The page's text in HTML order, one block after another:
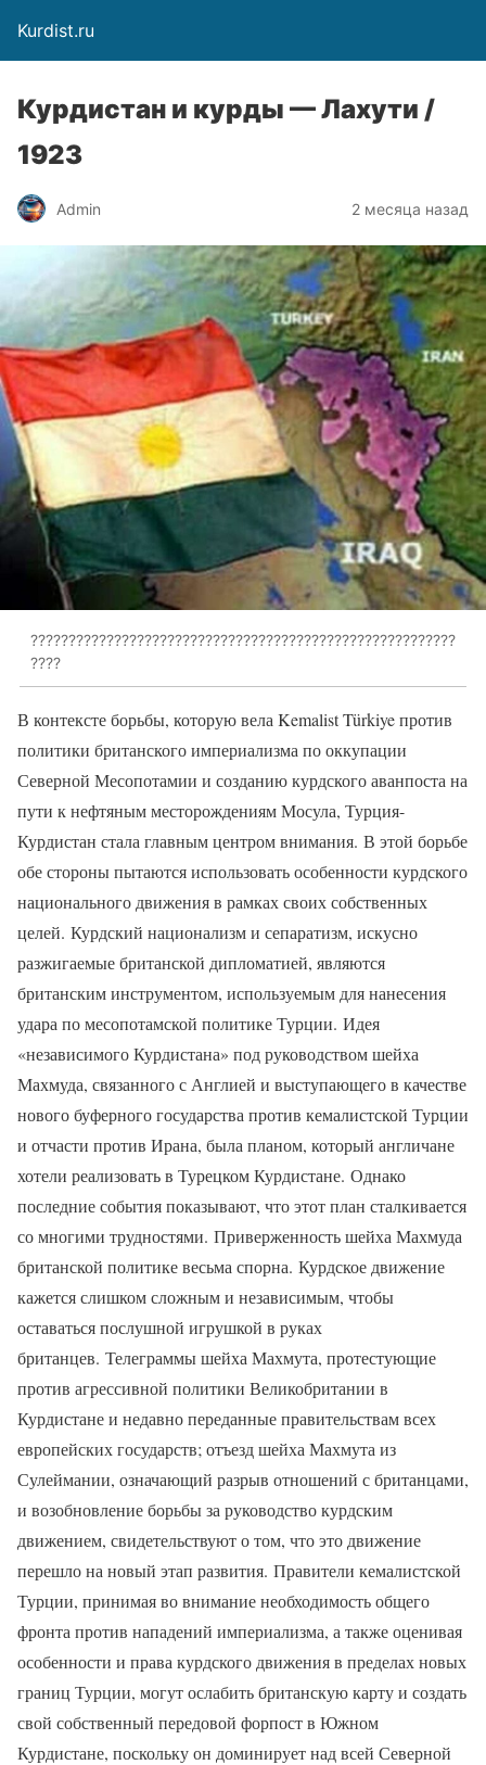
Kurdist.ru
Курдистан и курды — Лахути /
1923
Admin 2 месяца назад
????????????????????????????????????????????????????????
????
В контексте борьбы, которую вела Kemalist Türkiye против
политики британского империализма по оккупации
Северной Месопотамии и созданию курдского аванпоста на
пути к нефтяным месторождениям Мосула, Турция-
Курдистан стала главным центром внимания. В этой борьбе
обе стороны пытаются использовать особенности курдского
национального движения в рамках своих собственных
целей. Курдский национализм и сепаратизм, искусно
разжигаемые британской дипломатией, являются
британским инструментом, используемым для нанесения
удара по месопотамской политике Турции. Идея
«независимого Курдистана» под руководством шейха
Махмуда, связанного с Англией и выступающего в качестве
нового буферного государства против кемалистской Турции
и отчасти против Ирана, была планом, который англичане
хотели реализовать в Турецком Курдистане. Однако
последние события показывают, что этот план сталкивается
со многими трудностями. Приверженность шейха Махмуда
британской политике весьма спорна. Курдское движение
кажется слишком сложным и независимым, чтобы
оставаться послушной игрушкой в руках
британцев. Телеграммы шейха Махмута, протестующие
против агрессивной политики Великобритании в
Курдистане и недавно переданные правительствам всех
европейских государств; отъезд шейха Махмута из
Сулеймании, означающий разрыв отношений с британцами,
и возобновление борьбы за руководство курдским
движением, свидетельствуют о том, что это движение
перешло на новый этап развития. Правители кемалистской
Турции, принимая во внимание необходимость общего
фронта против нападений империализма, а также оценивая
особенности и права курдского движения в пределах новых
границ Турции, могут ослабить британскую карту и создать
свой собственный передовой форпост в Южном
Курдистане, поскольку он доминирует над всей Северной